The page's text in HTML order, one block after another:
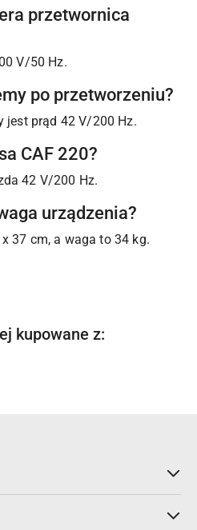
przetwornica
V/50 Hz.
po przetworzeniu?
jest prąd 42 V/200 Hz.
CAF 220?
42 V/200 Hz.
urządzenia?
37 cm, a waga to 34 kg.
kupowane z: